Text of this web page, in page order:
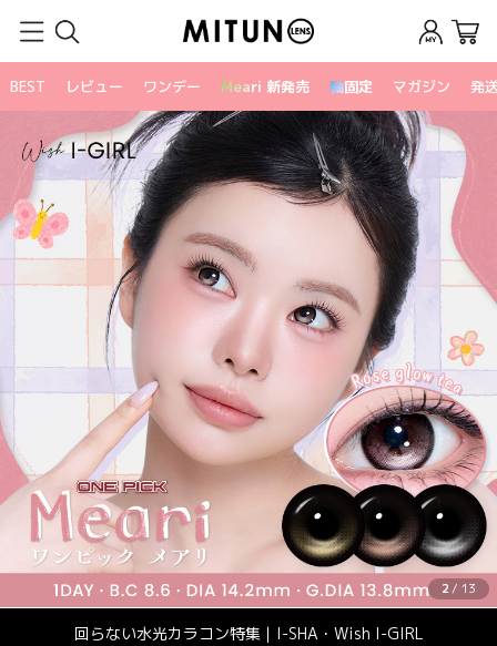
BEST レビュー ワンデー Meari 新発売 軸固定 マガジン 発
2/ 13
回らない水光カラコン特集｜I-SHA・Wish I-GIRL